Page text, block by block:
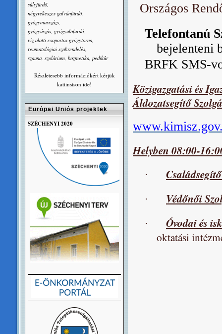
Országos
Telefontanú
bejelenteni
BRFK SMS-
Közigazgatási és
Áldozatsegítő
Helyben 08:00-
·
· Védőnői
· Óvodai és
oktatási
súlyfürdõ,
négyrekeszes galvánfürdõ,
gyógymasszázs,
gyógyúszás, gyógyülõfürdő,
víz alatti csoportos gyógytorna,
reumatológiai szakrendelés,
szauna, szolárium, kozmetika, pedikûr
Részletesebb információkért kérjük
kattinstson ide!
Európai Uniós projektek
SZÉCHENYI 2020